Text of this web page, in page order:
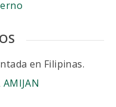
en Filipinas.